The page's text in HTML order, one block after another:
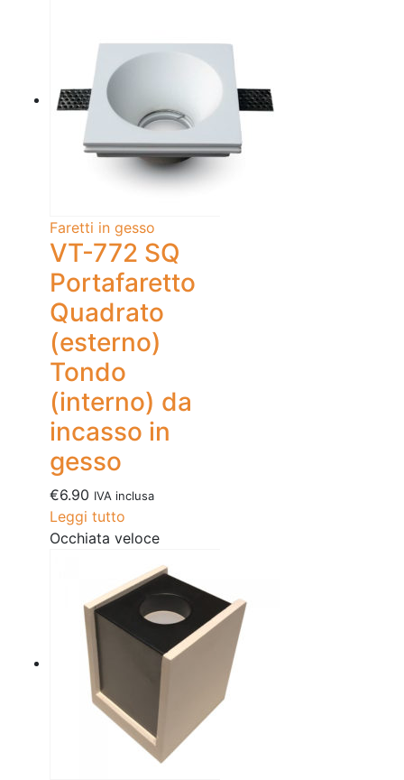
Faretti in gesso
VT-772 SQ
Portafaretto
Quadrato
(esterno)
Tondo
(interno) da
incasso in
gesso
€6.90 IVA inclusa
Leggi tutto
Occhiata veloce